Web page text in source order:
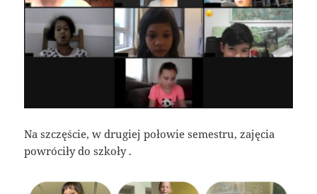
Na szczęście, w drugiej połowie semestru, zajęcia
powróciły do szkoły .